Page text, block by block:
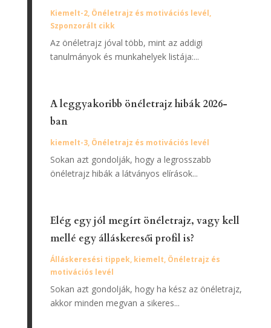
Kiemelt-2, Önéletrajz és motivációs levél,
Szponzorált cikk
Az önéletrajz jóval több, mint az addigi
tanulmányok és munkahelyek listája:...
A leggyakoribb önéletrajz hibák 2026-
ban
kiemelt-3, Önéletrajz és motivációs levél
Sokan azt gondolják, hogy a legrosszabb
önéletrajz hibák a látványos elírások...
Elég egy jól megírt önéletrajz, vagy kell
mellé egy álláskeresői profil is?
Álláskeresési tippek, kiemelt, Önéletrajz és
motivációs levél
Sokan azt gondolják, hogy ha kész az önéletrajz,
akkor minden megvan a sikeres...